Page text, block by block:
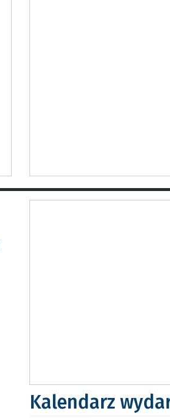
Kalendarz